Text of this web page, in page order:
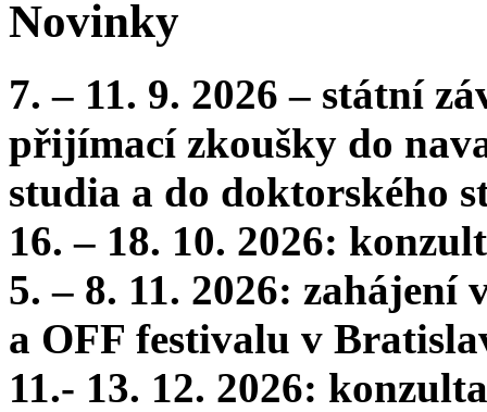
Novinky
7. – 11. 9. 2026 – státní
přijímací zkoušky do
studia a do doktorského
16. – 18. 10. 2026:
5. – 8. 11. 2026:
a OFF festivalu v
11.- 13. 12. 2026: